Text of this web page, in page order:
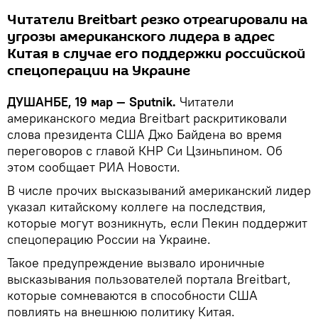
Читатели Breitbart резко отреагировали на
угрозы американского лидера в адрес
Китая в случае его поддержки российской
спецоперации на Украине
ДУШАНБЕ, 19 мар — Sputnik. Читатели
американского медиа Breitbart раскритиковали
слова президента США Джо Байдена во время
переговоров с главой КНР Си Цзиньпином. Об
этом сообщает РИА Новости.
В числе прочих высказываний американский лидер
указал китайскому коллеге на последствия,
которые могут возникнуть, если Пекин поддержит
спецоперацию России на Украине.
Такое предупреждение вызвало ироничные
высказывания пользователей портала Breitbart,
которые сомневаются в способности США
повлиять на внешнюю политику Китая.